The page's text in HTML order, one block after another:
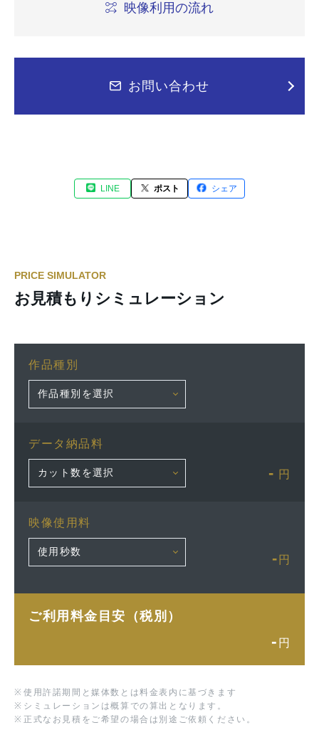
映像利用の流れ
お問い合わせ
LINE ポスト シェア
PRICE SIMULATOR
お見積もりシミュレーション
作品種別
データ納品料
- 円
映像使用料
- 円
ご利用料金目安（税別）
- 円
※ 使用許諾期間と媒体数とは料金表内に基づきます
※ シミュレーションは概算での算出となります。
※ 正式なお見積をご希望の場合は別途ご依頼ください。